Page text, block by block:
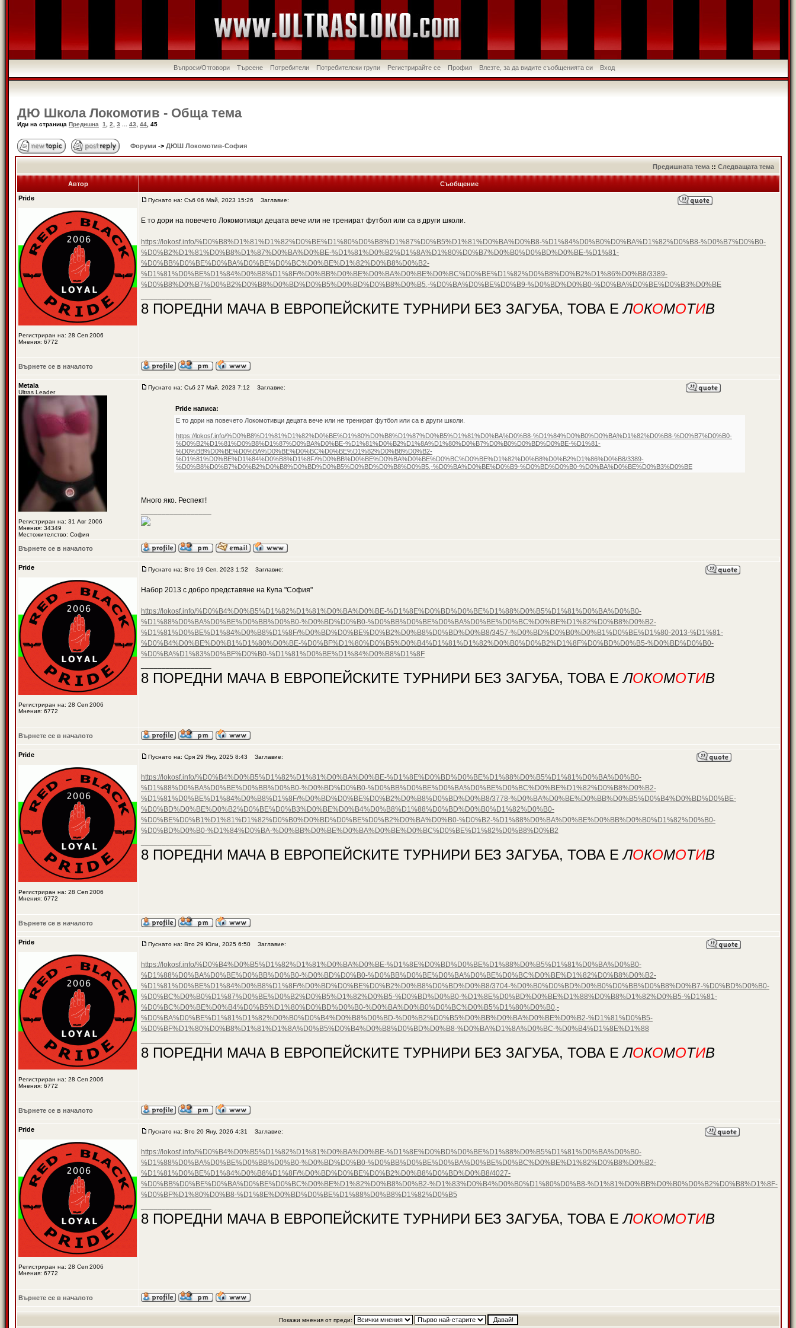
Въпроси/Отговори Търсене Потребители Потребителски групи Регистрирайте се Профил Влезте, за да видите съобщенията си Вход
ДЮ Школа Локомотив - Обща тема
Иди на страница Предишна 1 2 3 43 44 45
Форуми -> ДЮШ Локомотив-София
Предишната тема :: Следващата тема
Автор
Съобщение
Pride
Регистриран на: 28 Сеп 2006
Мнения: 6772
Пуснато на: Съб 06 Май, 2023 15:26 Заглавие:
Е то дори на повечето Локомотивци децата вече или не тренират футбол или са в други школи.
https://lokosf.info/%D0%B8%D1%81%D1%82%D0%BE%D1%80%D0%B8%D1%87%D0%B5%D1%81%D0%BA%D0%B8-%D1%84%D0%B0%D0%BA%D1%82%D0%B8-%D0%B7%D0%B0-
%D0%B2%D1%81%D0%B8%D1%87%D0%BA%D0%BE-%D1%81%D0%B2%D1%8A%D1%80%D0%B7%D0%B0%D0%BD%D0%BE-%D1%81-
%D0%BB%D0%BE%D0%BA%D0%BE%D0%BC%D0%BE%D1%82%D0%B8%D0%B2-
%D1%81%D0%BE%D1%84%D0%B8%D1%8F/%D0%BB%D0%BE%D0%BA%D0%BE%D0%BC%D0%BE%D1%82%D0%B8%D0%B2%D1%86%D0%B8/3389-
%D0%B8%D0%B7%D0%B2%D0%B8%D0%BD%D0%B5%D0%BD%D0%B8%D0%B5,-%D0%BA%D0%BE%D0%B9-%D0%BD%D0%B0-%D0%BA%D0%BE%D0%B3%D0%BE
8 ПОРЕДНИ МАЧА В ЕВРОПЕЙСКИТЕ ТУРНИРИ БЕЗ ЗАГУБА, ТОВА ЕЛОКОМОТИВ
Върнете се в началото
Metala
Ultras Leader
Регистриран на: 31 Авг 2006
Мнения: 34349
Местожителство: София
Пуснато на: Съб 27 Май, 2023 7:12 Заглавие:
Pride написа:
Е то дори на повечето Локомотивци децата вече или не тренират футбол или са в други школи.
https://lokosf.info/%D0%B8%D1%81%D1%82%D0%BE%D1%80%D0%B8%D1%87%D0%B5%D1%81%D0%BA%D0%B8-%D1%84%D0%B0%D0%BA%D1%82%D0%B8-%D0%B7%D0%B0-
%D0%B2%D1%81%D0%B8%D1%87%D0%BA%D0%BE-%D1%81%D0%B2%D1%8A%D1%80%D0%B7%D0%B0%D0%BD%D0%BE-%D1%81-
%D0%BB%D0%BE%D0%BA%D0%BE%D0%BC%D0%BE%D1%82%D0%B8%D0%B2-
%D1%81%D0%BE%D1%84%D0%B8%D1%8F/%D0%BB%D0%BE%D0%BA%D0%BE%D0%BC%D0%BE%D1%82%D0%B8%D0%B2%D1%86%D0%B8/3389-
%D0%B8%D0%B7%D0%B2%D0%B8%D0%BD%D0%B5%D0%BD%D0%B8%D0%B5,-%D0%BA%D0%BE%D0%B9-%D0%BD%D0%B0-%D0%BA%D0%BE%D0%B3%D0%BE
Много яко. Респект!
Върнете се в началото
Pride
Регистриран на: 28 Сеп 2006
Мнения: 6772
Пуснато на: Вто 19 Сеп, 2023 1:52 Заглавие:
Набор 2013 с добро представяне на Купа "София"
https://lokosf.info/%D0%B4%D0%B5%D1%82%D1%81%D0%BA%D0%BE-%D1%8E%D0%BD%D0%BE%D1%88%D0%B5%D1%81%D0%BA%D0%B0-
%D1%88%D0%BA%D0%BE%D0%BB%D0%B0-%D0%BD%D0%B0-%D0%BB%D0%BE%D0%BA%D0%BE%D0%BC%D0%BE%D1%82%D0%B8%D0%B2-
%D1%81%D0%BE%D1%84%D0%B8%D1%8F/%D0%BD%D0%BE%D0%B2%D0%B8%D0%BD%D0%B8/3457-%D0%BD%D0%B0%D0%B1%D0%BE%D1%80-2013-%D1%81-
%D0%B4%D0%BE%D0%B1%D1%80%D0%BE-%D0%BF%D1%80%D0%B5%D0%B4%D1%81%D1%82%D0%B0%D0%B2%D1%8F%D0%BD%D0%B5-%D0%BD%D0%B0-
%D0%BA%D1%83%D0%BF%D0%B0-%D1%81%D0%BE%D1%84%D0%B8%D1%8F
8 ПОРЕДНИ МАЧА В ЕВРОПЕЙСКИТЕ ТУРНИРИ БЕЗ ЗАГУБА, ТОВА ЕЛОКОМОТИВ
Върнете се в началото
Pride
Регистриран на: 28 Сеп 2006
Мнения: 6772
Пуснато на: Сря 29 Яну, 2025 8:43 Заглавие:
https://lokosf.info/%D0%B4%D0%B5%D1%82%D1%81%D0%BA%D0%BE-%D1%8E%D0%BD%D0%BE%D1%88%D0%B5%D1%81%D0%BA%D0%B0-
%D1%88%D0%BA%D0%BE%D0%BB%D0%B0-%D0%BD%D0%B0-%D0%BB%D0%BE%D0%BA%D0%BE%D0%BC%D0%BE%D1%82%D0%B8%D0%B2-
%D1%81%D0%BE%D1%84%D0%B8%D1%8F/%D0%BD%D0%BE%D0%B2%D0%B8%D0%BD%D0%B8/3778-%D0%BA%D0%BE%D0%BB%D0%B5%D0%B4%D0%BD%D0%BE-
%D0%BD%D0%BE%D0%B2%D0%BE%D0%B3%D0%BE%D0%B4%D0%B8%D1%88%D0%BD%D0%B0%D1%82%D0%B0-
%D0%BE%D0%B1%D1%81%D1%82%D0%B0%D0%BD%D0%BE%D0%B2%D0%BA%D0%B0-%D0%B2-%D1%88%D0%BA%D0%BE%D0%BB%D0%B0%D1%82%D0%B0-
%D0%BD%D0%B0-%D1%84%D0%BA-%D0%BB%D0%BE%D0%BA%D0%BE%D0%BC%D0%BE%D1%82%D0%B8%D0%B2
8 ПОРЕДНИ МАЧА В ЕВРОПЕЙСКИТЕ ТУРНИРИ БЕЗ ЗАГУБА, ТОВА ЕЛОКОМОТИВ
Върнете се в началото
Pride
Регистриран на: 28 Сеп 2006
Мнения: 6772
Пуснато на: Вто 29 Юли, 2025 6:50 Заглавие:
https://lokosf.info/%D0%B4%D0%B5%D1%82%D1%81%D0%BA%D0%BE-%D1%8E%D0%BD%D0%BE%D1%88%D0%B5%D1%81%D0%BA%D0%B0-
%D1%88%D0%BA%D0%BE%D0%BB%D0%B0-%D0%BD%D0%B0-%D0%BB%D0%BE%D0%BA%D0%BE%D0%BC%D0%BE%D1%82%D0%B8%D0%B2-
%D1%81%D0%BE%D1%84%D0%B8%D1%8F/%D0%BD%D0%BE%D0%B2%D0%B8%D0%BD%D0%B8/3704-%D0%B0%D0%BD%D0%B0%D0%BB%D0%B8%D0%B7-%D0%BD%D0%B0-
%D0%BC%D0%B0%D1%87%D0%BE%D0%B2%D0%B5%D1%82%D0%B5-%D0%BD%D0%B0-%D1%8E%D0%BD%D0%BE%D1%88%D0%B8%D1%82%D0%B5-%D1%81-
%D0%BC%D0%BE%D0%B4%D0%B5%D1%80%D0%BD%D0%B0-%D0%BA%D0%B0%D0%BC%D0%B5%D1%80%D0%B0,-
%D0%BA%D0%BE%D1%81%D1%82%D0%B0%D0%B4%D0%B8%D0%BD-%D0%B2%D0%B5%D0%BB%D0%BA%D0%BE%D0%B2-%D1%81%D0%B5-
%D0%BF%D1%80%D0%B8%D1%81%D1%8A%D0%B5%D0%B4%D0%B8%D0%BD%D0%B8-%D0%BA%D1%8A%D0%BC-%D0%B4%D1%8E%D1%88
8 ПОРЕДНИ МАЧА В ЕВРОПЕЙСКИТЕ ТУРНИРИ БЕЗ ЗАГУБА, ТОВА ЕЛОКОМОТИВ
Върнете се в началото
Pride
Регистриран на: 28 Сеп 2006
Мнения: 6772
Пуснато на: Вто 20 Яну, 2026 4:31 Заглавие:
https://lokosf.info/%D0%B4%D0%B5%D1%82%D1%81%D0%BA%D0%BE-%D1%8E%D0%BD%D0%BE%D1%88%D0%B5%D1%81%D0%BA%D0%B0-
%D1%88%D0%BA%D0%BE%D0%BB%D0%B0-%D0%BD%D0%B0-%D0%BB%D0%BE%D0%BA%D0%BE%D0%BC%D0%BE%D1%82%D0%B8%D0%B2-
%D1%81%D0%BE%D1%84%D0%B8%D1%8F/%D0%BD%D0%BE%D0%B2%D0%B8%D0%BD%D0%B8/4027-
%D0%BB%D0%BE%D0%BA%D0%BE%D0%BC%D0%BE%D1%82%D0%B8%D0%B2-%D1%83%D0%B4%D0%B0%D1%80%D0%B8-%D1%81%D0%BB%D0%B0%D0%B2%D0%B8%D1%8F-
%D0%BF%D1%80%D0%B8-%D1%8E%D0%BD%D0%BE%D1%88%D0%B8%D1%82%D0%B5
8 ПОРЕДНИ МАЧА В ЕВРОПЕЙСКИТЕ ТУРНИРИ БЕЗ ЗАГУБА, ТОВА ЕЛОКОМОТИВ
Върнете се в началото
Покажи мнения от преди: